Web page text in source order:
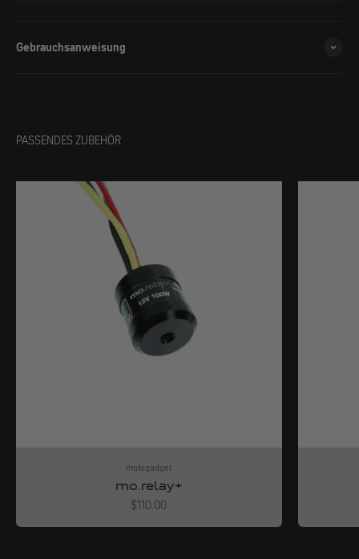
Gebrauchsanweisung
PASSENDES ZUBEHÖR
motogadget
mo.relay+
Angebot
$110.00